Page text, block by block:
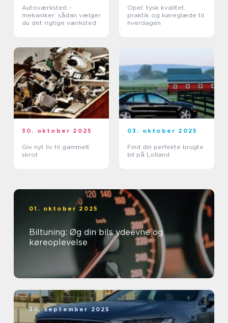
Autoværksted –
mekaniker: sådan vælger
du det rigtige værksted
Opel: tysk kvalitet,
praktik og køreglæde til
hverdagen
30. oktober 2025
Giv nyt liv til gammelt
skrot
03. oktober 2025
Find din perfekte brugte
bil på Lolland
01. oktober 2025
Biltuning: Øg din bils ydeevne og
køreoplevelse
30. september 2025